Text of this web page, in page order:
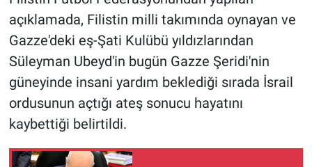
açıklamada, Filistin milli takımında oynayan ve
Gazze'deki eş-Şati Kulübü yıldızlarından
Süleyman Ubeyd'in bugün Gazze Şeridi'nin
güneyinde insani yardım beklediği sırada İsrail
ordusunun açtığı ateş sonucu hayatını
kaybettiği belirtildi.
Gündem Özel
Günün görüntüsü
Haber